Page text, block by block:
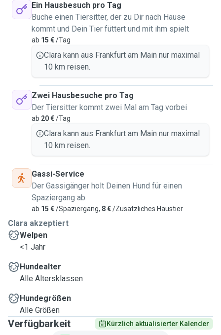
Ein Hausbesuch pro Tag
Buche einen Tiersitter, der zu Dir nach Hause
kommt und Dein Tier füttert und mit ihm spielt
ab 15 €/Tag
Clara kann aus Frankfurt am Main nur maximal
10 km reisen.
Zwei Hausbesuche pro Tag
Der Tiersitter kommt zwei Mal am Tag vorbei
ab 20 €/Tag
Clara kann aus Frankfurt am Main nur maximal
10 km reisen.
Gassi-Service
Der Gassigänger holt Deinen Hund für einen
Spaziergang ab
ab 15 €/Spaziergang, 8 €/Zusätzliches Haustier
Clara akzeptiert
Welpen
<1 Jahr
Hundealter
Alle Altersklassen
Hundegrößen
Alle Größen
Verfügbarkeit Kürzlich aktualisierter Kalender